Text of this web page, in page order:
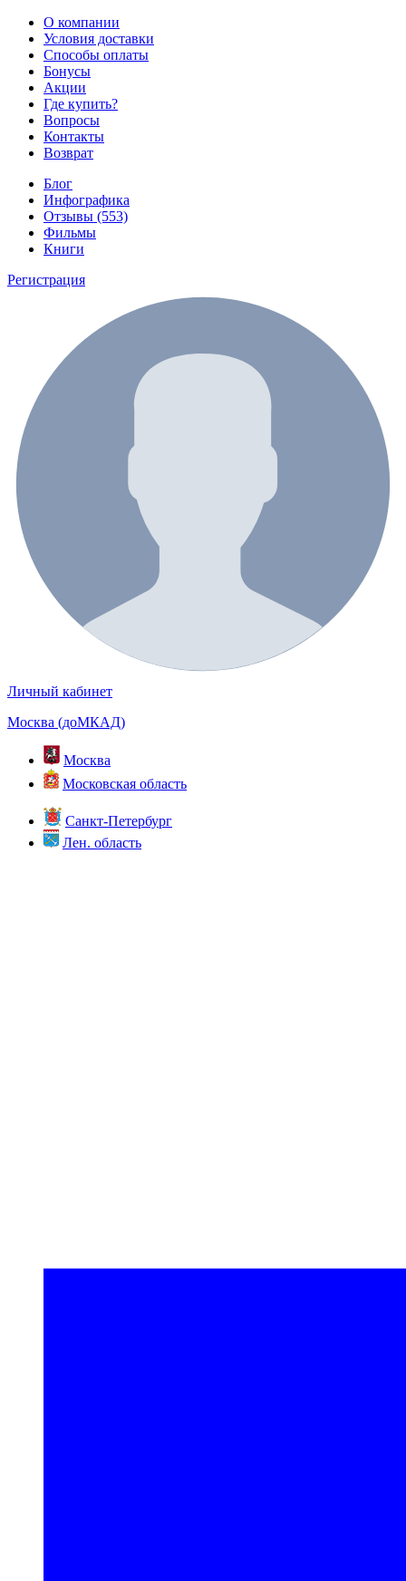
О компании
Условия доставки
Способы оплаты
Бонусы
Акции
Где купить?
Вопросы
Контакты
Возврат
Блог
Инфографика
Отзывы (553)
Фильмы
Книги
Регистрация
Личный кабинет
Москва (доМКАД)
Москва
Московская область
Санкт-Петербург
Лен. область